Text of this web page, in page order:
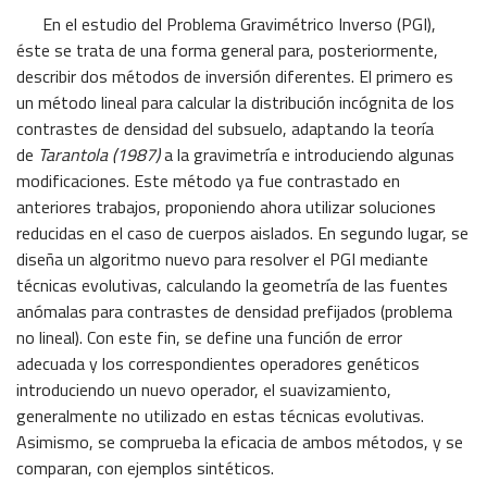
En el estudio del Problema Gravimétrico Inverso (PGI),
éste se trata de una forma general para, posteriormente,
describir dos métodos de inversión diferentes. El primero es
un método lineal para calcular la distribución incógnita de los
contrastes de densidad del subsuelo, adaptando la teoría
de Tarantola (1987)a la gravimetría e introduciendo algunas
modificaciones. Este método ya fue contrastado en
anteriores trabajos, proponiendo ahora utilizar soluciones
reducidas en el caso de cuerpos aislados. En segundo lugar, se
diseña un algoritmo nuevo para resolver el PGI mediante
técnicas evolutivas, calculando la geometría de las fuentes
anómalas para contrastes de densidad prefijados (problema
no lineal). Con este fin, se define una función de error
adecuada y los correspondientes operadores genéticos
introduciendo un nuevo operador, el suavizamiento,
generalmente no utilizado en estas técnicas evolutivas.
Asimismo, se comprueba la eficacia de ambos métodos, y se
comparan, con ejemplos sintéticos.